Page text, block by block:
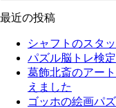
最近の投稿
シャフトのスタ
パズル脳トレ検
葛飾北斎のアー
えました
ゴッホの絵画パ